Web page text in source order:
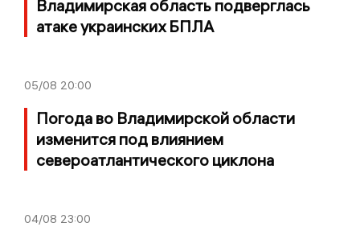
Владимирская область подверглась
атаке украинских БПЛА
05/08 20:00
Погода во Владимирской области
изменится под влиянием
североатлантического циклона
04/08 23:00